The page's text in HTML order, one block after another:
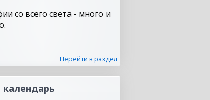
со всего света - много и
Перейти в раздел